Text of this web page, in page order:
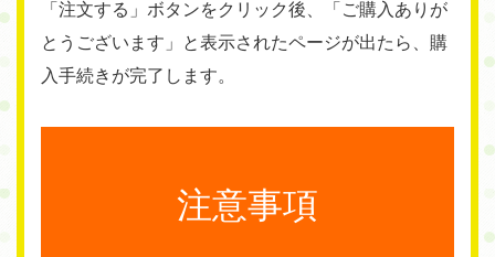
「注文する」ボタンをクリック後、「ご購入ありが
とうございます」と表示されたページが出たら、購
入手続きが完了します。
注意事項